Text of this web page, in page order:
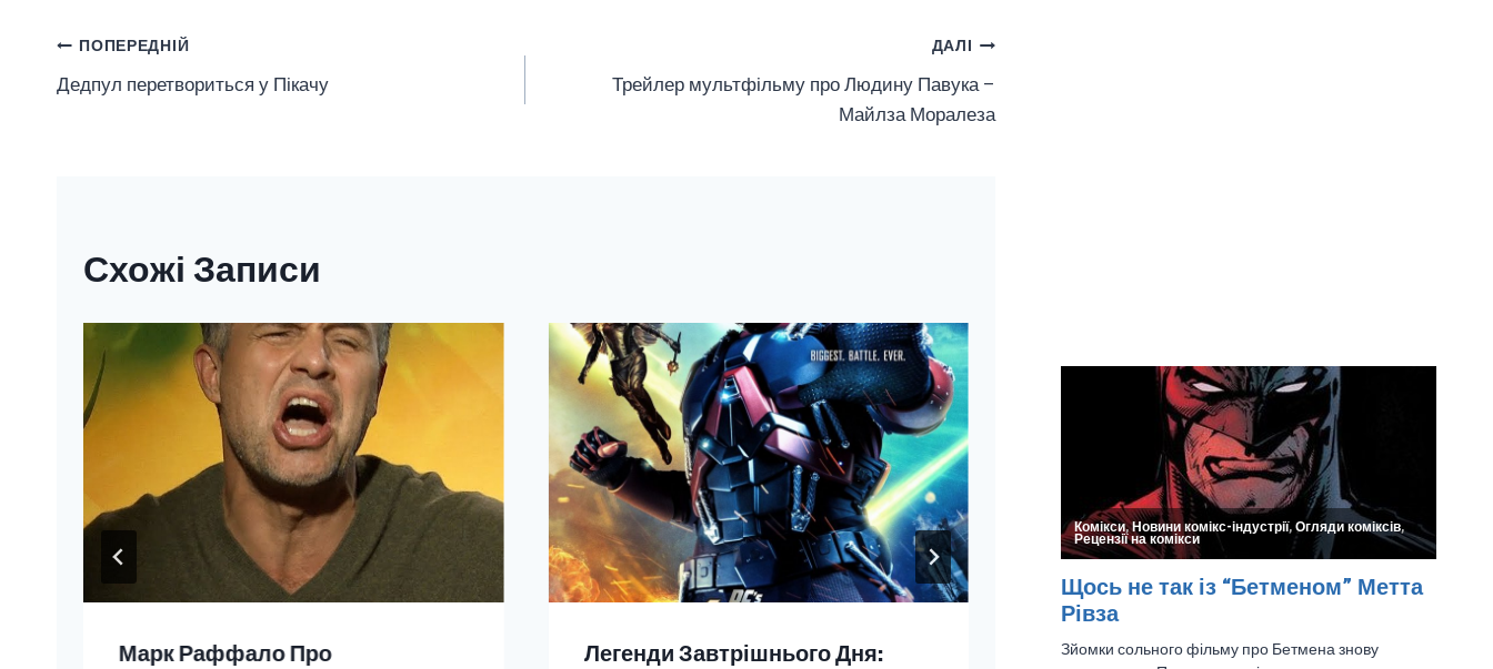
Навігація
Записів
ПОПЕРЕДНІЙ
Дедпул перетвориться у Пікачу
ДАЛІ
Трейлер мультфільму про Людину Павука –
Майлза Моралеза
Схожі Записи
Марк Раффало Про
Легенди Завтрішнього Дня:
Девід Харбор: “Хеллбой – Це